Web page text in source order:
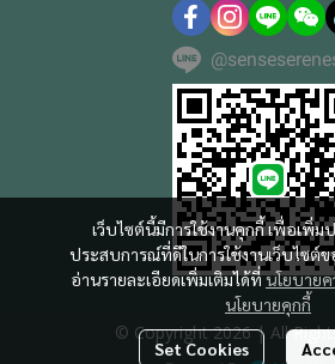
เว็บไซต์นี้มีการใช้งานคุกกี้ เพื่อเพิ่
ประสบการณ์ที่ดีในการใช้งานเว็บไซต์
อ่านรายละเอียดเพิ่มเติมได้ที่นโยบาย
นโยบายคุกกี้
Set Cookies
© Copyright 2026 | All